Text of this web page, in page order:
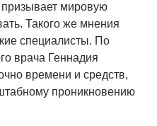
мировую
Такого же мнения
специалисты. По
врача Геннадия
времени и средств,
проникновению